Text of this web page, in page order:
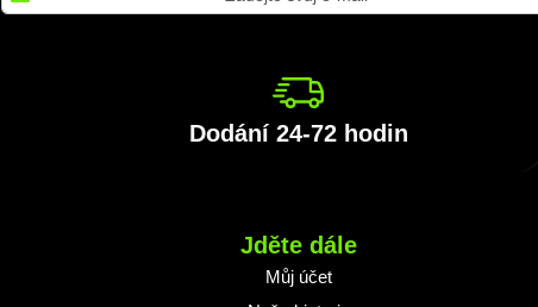
se
Dodání 24-72 hodin
Jděte dále
Můj účet